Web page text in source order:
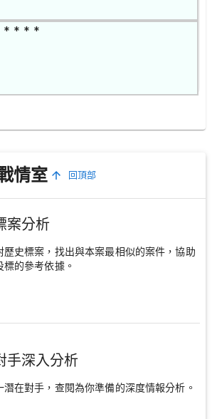
* * * *
情室 回頂部
案分析
歷史標案，找出與本案最相似的案件，協助
的參考依據。
手深入分析
潛在對手，查閱為你準備的深度情報分析。